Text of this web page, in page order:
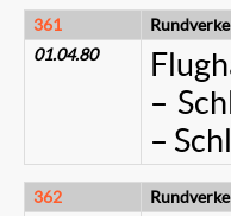
361
01.04.80
–
–
362